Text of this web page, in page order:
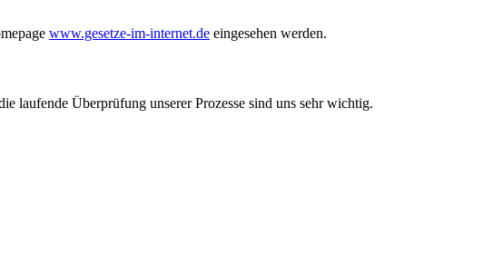
www.gesetze-im-internet.de eingesehen werden.
laufende Überprüfung unserer Prozesse sind uns sehr wichtig.